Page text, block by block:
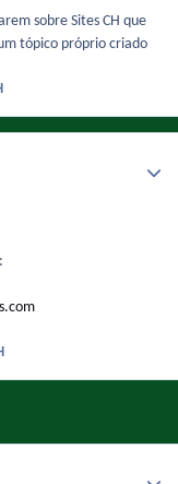
sobre Sites CH que
tópico próprio criado